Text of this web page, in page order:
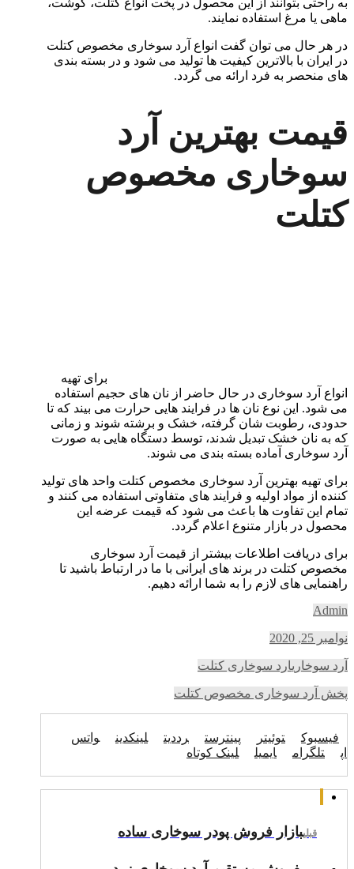
به راحتی بتوانند از این محصول در پخت انواع کتلت، گوشت،
ماهی یا مرغ استفاده نمایند.
در هر حال می توان گفت انواع آرد سوخاری مخصوص کتلت
در ایران با بالاترین کیفیت ها تولید می شود و در بسته بندی
های منحصر به فرد ارائه می گردد.
قیمت بهترین آرد
سوخاری مخصوص
کتلت
برای تهیه
انواع آرد سوخاری در حال حاضر از نان های حجیم استفاده
می شود. این نوع نان ها در فرایند هایی حرارت می ‌بیند که تا
حدودی، رطوبت شان گرفته، خشک و برشته شوند و زمانی
که به نان خشک تبدیل شدند، توسط دستگاه‌ هایی به صورت
آرد سوخاری آماده بسته بندی می شوند.
برای تهیه بهترین آرد سوخاری مخصوص کتلت واحد های تولید
کننده از مواد اولیه و فرایند های متفاوتی استفاده می کنند و
تمام این تفاوت ها باعث می ‌شود که قیمت عرضه این
محصول در بازار متنوع اعلام گردد.
برای دریافت اطلاعات بیشتر از قیمت آرد سوخاری
مخصوص کتلت در برند های ایرانی با ما در ارتباط باشید تا
راهنمایی های لازم را به شما ارائه دهیم.
Admin
نوامبر 25, 2020
آرد سوخاریارد سوخاری کتلت
پخش آرد سوخاری مخصوص کتلت
فیسبوک توئیتر پینترست رددیت لینکدین
واتس
اپ
تلگرام ایمیل لینک کوتاه
قبلیبازار فروش پودر سوخاری ساده